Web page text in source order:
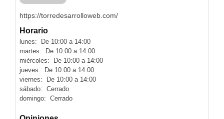
https://torredesarrolloweb.com/
Horario
lunes: De 10:00 a 14:00
martes: De 10:00 a 14:00
miércoles: De 10:00 a 14:00
jueves: De 10:00 a 14:00
viernes: De 10:00 a 14:00
sábado: Cerrado
domingo: Cerrado